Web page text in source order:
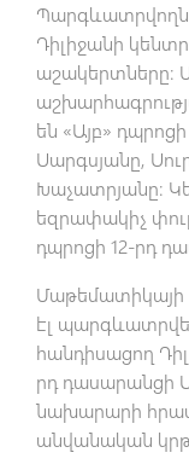
Դիլիջանի
աշակերտները։
են «Այբ»
Սարգսյանը,
Խաչատրյանը։
եզրափակիչ
դպրոցի 12-րդ
էլ
հանդիսացող
րդ դասարանցի
նախարարի
անվանական